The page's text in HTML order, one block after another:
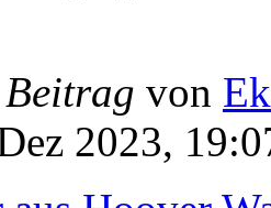
von
2023,